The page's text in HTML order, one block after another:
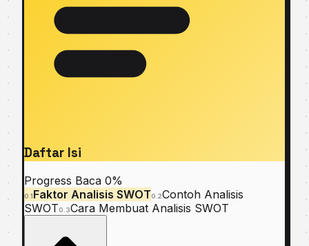
Daftar Isi
Progress Baca 0%
0.1Faktor Anаlіѕіѕ SWOT0.2Cоntоh Anаlіѕіѕ
SWOT0.3Cara Membuat Anаlіѕіѕ SWOT